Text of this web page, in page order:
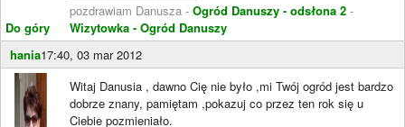
Do góry
pozdrawiam Danusza - Ogród Danuszy - odsłona 2 -
Wizytowka - Ogród Danuszy
hania17:40, 03 mar 2012
Witaj Danusia , dawno Cię nie było ,mi Twój ogród jest bardzo
dobrze znany, pamiętam ,pokazuj co przez ten rok się u
Ciebie pozmieniało.